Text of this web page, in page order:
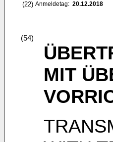
(22) Anmeldetag: 20.12.2018
(54)
MIT